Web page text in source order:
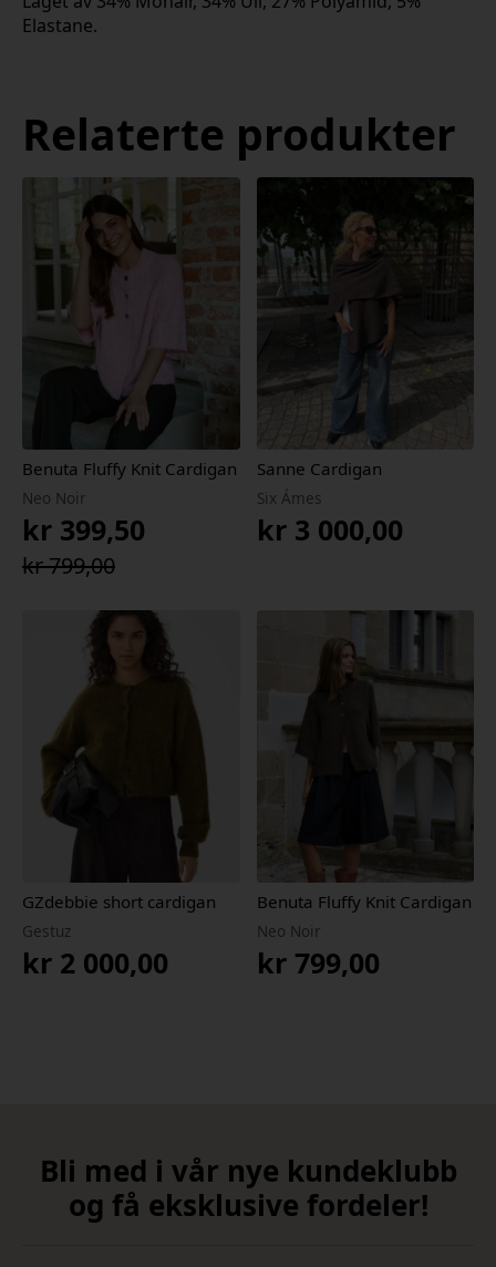
Elastane.
Relaterte produkter
Benuta Fluffy Knit Cardigan
Neo Noir
kr799,00
Opprinnelig
kr 799,00.
kr 399,50
Nåværende
kr 399,50.
Sanne Cardigan
Six Ámes
kr3 000,00
GZdebbie short cardigan
Gestuz
kr 2 000,00
Benuta Fluffy Knit Cardigan
Neo Noir
kr799,00
Bli med i vår nye kundeklubb
og få eksklusive fordeler!